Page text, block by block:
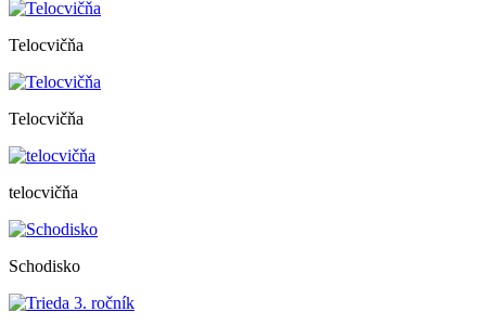
Telocvičňa
Telocvičňa
telocvičňa
Schodisko